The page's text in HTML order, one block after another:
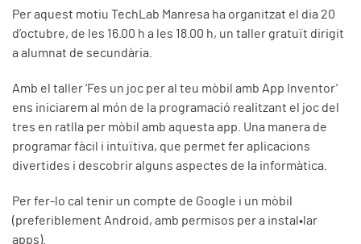
Per aquest motiu TechLab Manresa ha organitzat el dia 20
d’octubre, de les 16.00 h a les 18.00 h, un taller gratuït dirigit
a alumnat de secundària.
Amb el taller ‘Fes un joc per al teu mòbil amb App Inventor’
ens iniciarem al món de la programació realitzant el joc del
tres en ratlla per mòbil amb aquesta app. Una manera de
programar fàcil i intuïtiva, que permet fer aplicacions
divertides i descobrir alguns aspectes de la informàtica.
Per fer-lo cal tenir un compte de Google i un mòbil
(preferiblement Android, amb permisos per a instal•lar
apps).